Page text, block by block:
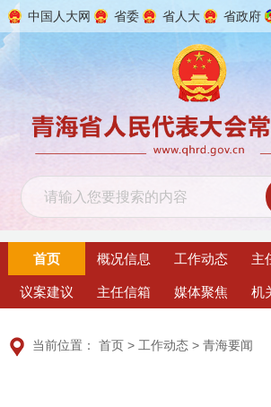
中国人大网 省委 省人大 省政府
首页 概况信息 工作动态 主
议案建议 主任信箱 媒体聚焦 机
当前位置：首页 >工作动态 >青海要闻